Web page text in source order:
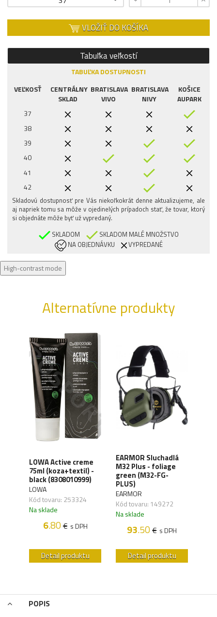
VLOŽIŤ DO KOŠÍKA
Tabuľka veľkostí
TABUĽKA DOSTUPNOSTI
VEĽKOSŤ
CENTRÁLNY
SKLAD
BRATISLAVA
VIVO
BRATISLAVA
NIVY
KOŠICE
AUPARK
37
38
39
40
41
42
43
44
47
Skladovú dostupnosť pre Vás niekoľkokrát denne aktualizujeme, ale
aj napriek tomu sa môže v ojedinelých prípadoch stať, že tovar, ktorý
si objednáte môže byť už vypredaný.
SKLADOM
SKLADOM MALÉ MNOŽSTVO
NA OBJEDNÁVKU
VYPREDANÉ
High-contrast mode
Alternatívne produkty
LOWA Active creme
75ml (koza+textil) -
black (8308010999)
LOWA
Kód tovaru: 253324
Na sklade
6.80€ s DPH
Detail produktu
EARMOR Sluchadlá
M32 Plus - foliage
green (M32-FG-
PLUS)
EARMOR
Kód tovaru: 149272
Na sklade
93.50€ s DPH
Detail produktu
POPIS